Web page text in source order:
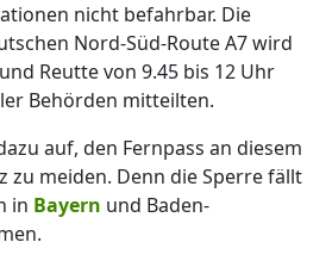
nicht befahrbar. Die
Nord-Süd-Route A7 wird
Reutte von 9.45 bis 12 Uhr
Behörden mitteilten.
auf, den Fernpass an diesem
zu meiden. Denn die Sperre fällt
in Bayern und Baden-